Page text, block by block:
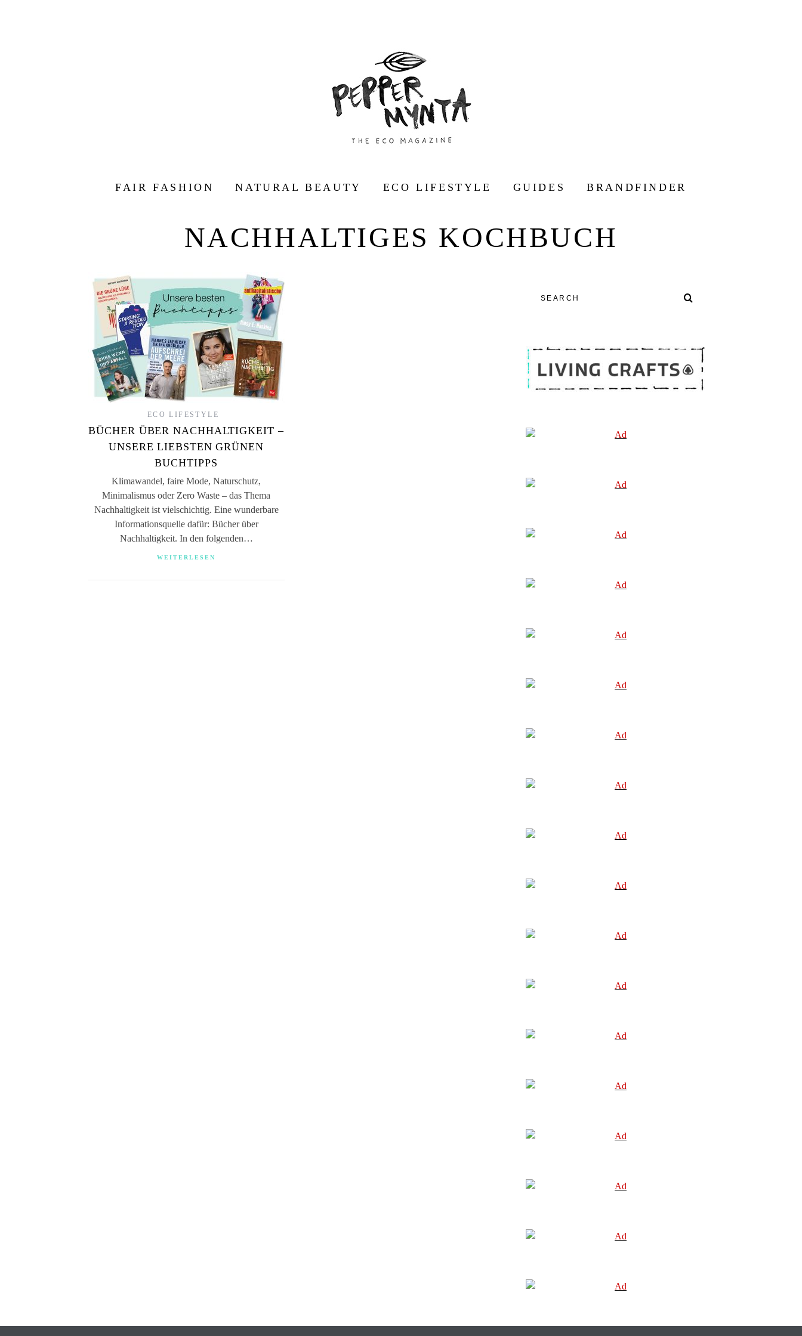
FAIR FASHION NATURAL BEAUTY ECO LIFESTYLE GUIDES BRANDFINDER
NACHHALTIGES KOCHBUCH
ECO LIFESTYLE
BÜCHER ÜBER NACHHALTIGKEIT –
UNSERE LIEBSTEN GRÜNEN
BUCHTIPPS
Klimawandel, faire Mode, Naturschutz,
Minimalismus oder Zero Waste – das Thema
Nachhaltigkeit ist vielschichtig. Eine wunderbare
Informationsquelle dafür: Bücher über
Nachhaltigkeit. In den folgenden…
WEITERLESEN